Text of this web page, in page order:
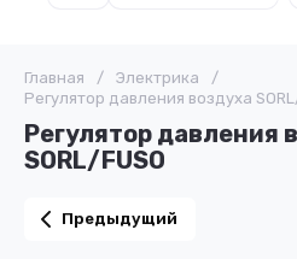
Главная / Электрика
/
Регулятор давления воздуха
Регулятор давления
SORL/FUSO
Предыдущий